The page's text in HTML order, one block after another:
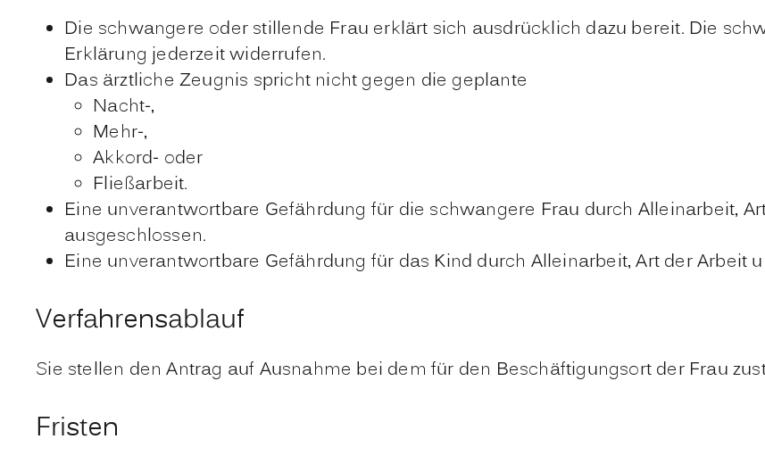
Die schwangere oder stillende Frau erklärt sich ausdrücklich dazu bereit. Die
Erklärung jederzeit widerrufen.
Das ärztliche Zeugnis spricht nicht gegen die geplante
Nacht-,
Mehr-,
Akkord- oder
Fließarbeit.
Eine unverantwortbare Gefährdung für die schwangere Frau durch Alleinarbeit,
ausgeschlossen.
Eine unverantwortbare Gefährdung für das Kind durch Alleinarbeit, Art der Arbeit
Verfahrensablauf
Sie stellen den Antrag auf Ausnahme bei dem für den Beschäftigungsort der Frau
Fristen